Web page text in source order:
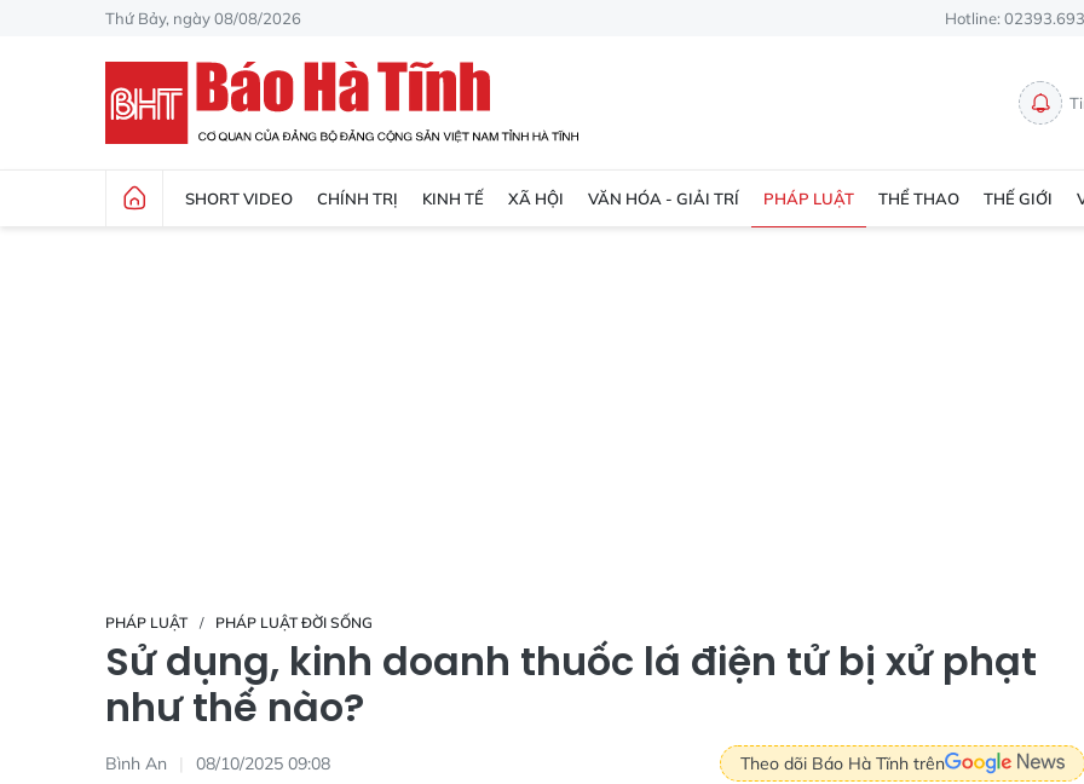
Thứ Bảy, ngày 08/08/2026 Hotline:
SHORT VIDEO CHÍNH TRỊ KINH TẾ XÃ HỘI VĂN HÓA - GIẢI TRÍ PHÁP LUẬT THỂ THAO THẾ GIỚI
PHÁP LUẬT PHÁP LUẬT ĐỜI SỐNG
Sử dụng, kinh doanh thuốc lá điện tử bị xử phạt
như thế nào?
Bình An 08/10/2025 09:08 Theo dõi Báo Hà Tĩnh trên